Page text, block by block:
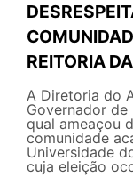
REITORIA
A Diretoria do
Governador de
qual ameaçou
comunidade
Universidade
cuja eleição